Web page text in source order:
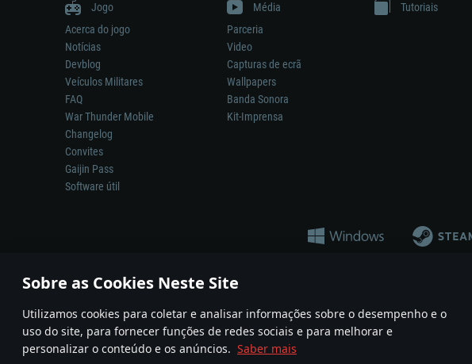
Sobre as Cookies Neste Site
Utilizamos cookies para coletar e analisar informações sobre o desempenho e o
uso do site, para fornecer funções de redes sociais e para melhorar e
personalizar o conteúdo e os anúncios. Saber mais
Jogo
Acerca do jogo
Notícias
Devblog
Veículos Militares
FAQ
War Thunder Mobile
Changelog
Convites
Gaijin Pass
Software útil
Média
Parceria
Video
Capturas de ecrã
Wallpapers
Banda Sonora
Kit-Imprensa
Tutoriais
A reprodução de qualquer sistema de armas ou veículo neste jogo não significa
© 2011—2026 Gaijin Games Kft. All trademarks, logos and brand names are the property of
Termos e condições Termos de Serviço